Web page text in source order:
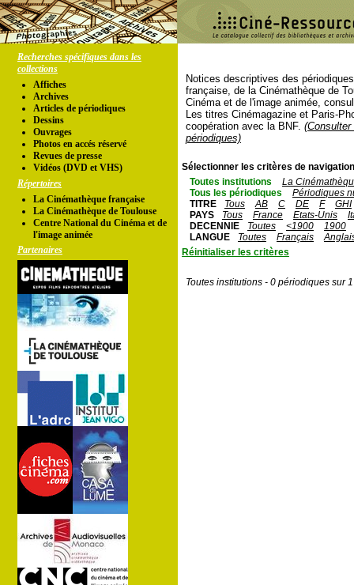
Recherches spécifiques dans les
collections
Affiches
Archives
Articles de périodiques
Dessins
Ouvrages
Photos en accés réservé
Revues de presse
Vidéos (DVD et VHS)
Répertoires
La Cinémathèque française
La Cinémathèque de Toulouse
Centre National du Cinéma et de
l'image animée
Partenaires
Notices descriptives des
française, de la Cinémathèque de
Cinéma et de l'image animée,
Les titres Cinémagazine et Paris-
coopération avec la BNF.
périodiques)
Sélectionner les critères de
Toutes institutions
La
Tous les périodiques
Périodiques
TITRE
Tous AB C DE F
GHI
PAYS
Tous France Etats-Unis
DECENNIE
Toutes <1900
1900
LANGUE
Toutes Français
Réinitialiser les critères
Toutes institutions - 0 périodiques sur